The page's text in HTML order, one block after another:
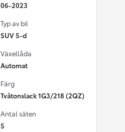
06-2023
Typ av bil
SUV 5-d
Växellåda
Automat
Färg
Tvåtonslack 1G3/218 (2QZ)
Antal säten
5